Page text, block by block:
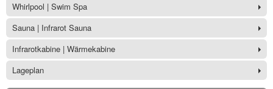
Whirlpool | Swim Spa
Sauna | Infrarot Sauna
Infrarotkabine | Wärmekabine
Lageplan